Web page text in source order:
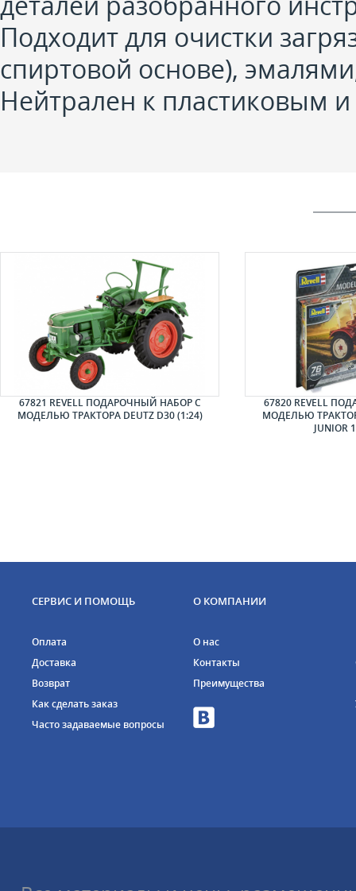
Подходит для очистки
спиртовой основе),
Нейтрален к пластиковым
67821 REVELL ПОДАРОЧНЫЙ НАБОР С
МОДЕЛЬЮ ТРАКТОРА DEUTZ D30 (1:24)
67820 REVELL
МОДЕЛЬЮ
JUNIOR
СЕРВИС И ПОМОЩЬ
Оплата
Доставка
Возврат
Как сделать заказ
Часто задаваемые вопросы
О КОМПАНИИ
О нас
Контакты
Преимущества